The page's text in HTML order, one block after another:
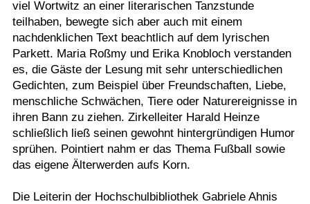
viel Wortwitz an einer literarischen Tanzstunde
teilhaben, bewegte sich aber auch mit einem
nachdenklichen Text beachtlich auf dem lyrischen
Parkett. Maria Roßmy und Erika Knobloch verstanden
es, die Gäste der Lesung mit sehr unterschiedlichen
Gedichten, zum Beispiel über Freundschaften, Liebe,
menschliche Schwächen, Tiere oder Naturereignisse in
ihren Bann zu ziehen. Zirkelleiter Harald Heinze
schließlich ließ seinen gewohnt hintergründigen Humor
sprühen. Pointiert nahm er das Thema Fußball sowie
das eigene Älterwerden aufs Korn.
Die Leiterin der Hochschulbibliothek Gabriele Ahnis